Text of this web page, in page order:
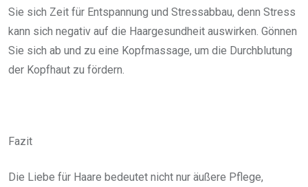
Sie sich Zeit für Entspannung und Stressabbau, denn Stress
kann sich negativ auf die Haargesundheit auswirken. Gönnen
Sie sich ab und zu eine Kopfmassage, um die Durchblutung
der Kopfhaut zu fördern.
Fazit
Die Liebe für Haare bedeutet nicht nur äußere Pflege,